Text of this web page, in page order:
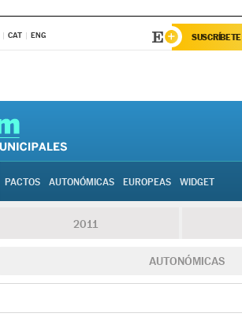
CAT ENG SUSCRÍBETE
PACTOS AUTONÓMICAS EUROPEAS WIDGET
2011
AUTONÓMICAS